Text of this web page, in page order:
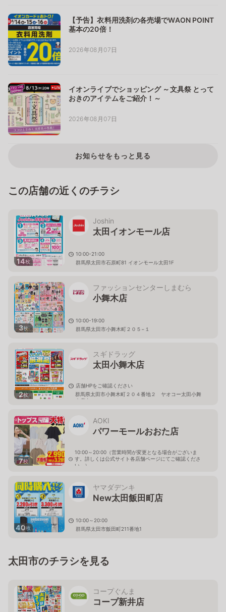
【予告】衣料用洗剤の各売場でWAON POINT
基本の20倍！
2026年08月07日
イオンライブでショッピング ～文具祭 とって
おきのアイテムをご紹介！～
2026年08月07日
お知らせをもっと見る
この店舗の近くのチラシ
14枚
Joshin
太田イオンモール店
10:00-21:00
群馬県太田市石原町81 イオンモール太田1F
3枚
ファッションセンターしまむら
小舞木店
10:00-19:00
群馬県太田市小舞木町２０５−１
2枚
スギドラッグ
太田小舞木店
店舗HPをご確認ください
群馬県太田市小舞木町２０４番地２ ヤオコー太田小舞
木店内
7枚
AOKI
パワーモールおおた店
10:00～20:00（営業時間が変更となる場合がございま
す。詳しくは公式サイト各店舗ページにてご確認くださ
い。）
40枚
ヤマダデンキ
New太田飯田町店
10:00～20:00
群馬県太田市飯田町211番地1
太田市のチラシを見る
コープぐんま
コープ新井店